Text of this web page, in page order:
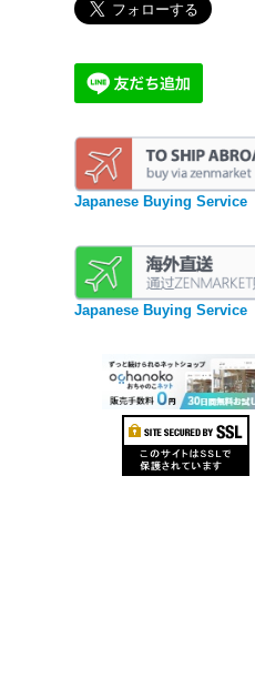
Japanese Buying Service
Japanese Buying Service